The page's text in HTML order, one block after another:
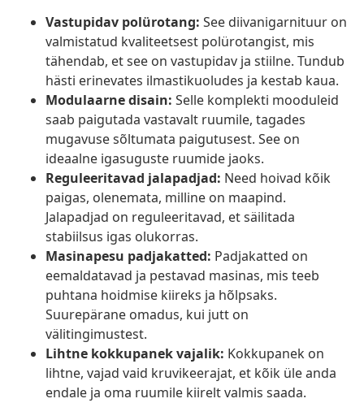
Vastupidav polürotang: See diivanigarnituur on
valmistatud kvaliteetsest polürotangist, mis
tähendab, et see on vastupidav ja stiilne. Tundub
hästi erinevates ilmastikuoludes ja kestab kaua.
Modulaarne disain: Selle komplekti mooduleid
saab paigutada vastavalt ruumile, tagades
mugavuse sõltumata paigutusest. See on
ideaalne igasuguste ruumide jaoks.
Reguleeritavad jalapadjad: Need hoivad kõik
paigas, olenemata, milline on maapind.
Jalapadjad on reguleeritavad, et säilitada
stabiilsus igas olukorras.
Masinapesu padjakatted: Padjakatted on
eemaldatavad ja pestavad masinas, mis teeb
puhtana hoidmise kiireks ja hõlpsaks.
Suurepärane omadus, kui jutt on
välitingimustest.
Lihtne kokkupanek vajalik: Kokkupanek on
lihtne, vajad vaid kruvikeerajat, et kõik üle anda
endale ja oma ruumile kiirelt valmis saada.